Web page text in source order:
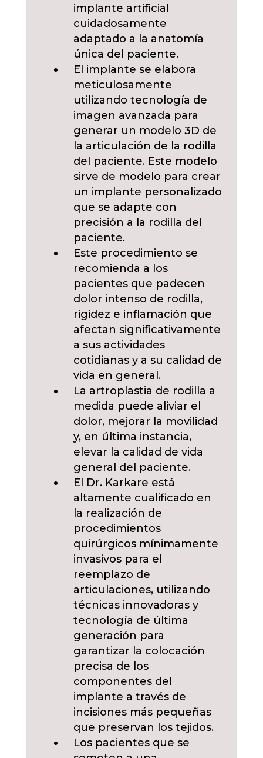
implante artificial
cuidadosamente
adaptado a la anatomía
única del paciente.
El implante se elabora
meticulosamente
utilizando tecnología de
imagen avanzada para
generar un modelo 3D de
la articulación de la rodilla
del paciente. Este modelo
sirve de modelo para crear
un implante personalizado
que se adapte con
precisión a la rodilla del
paciente.
Este procedimiento se
recomienda a los
pacientes que padecen
dolor intenso de rodilla,
rigidez e inflamación que
afectan significativamente
a sus actividades
cotidianas y a su calidad de
vida en general.
La artroplastia de rodilla a
medida puede aliviar el
dolor, mejorar la movilidad
y, en última instancia,
elevar la calidad de vida
general del paciente.
El Dr. Karkare está
altamente cualificado en
la realización de
procedimientos
quirúrgicos mínimamente
invasivos para el
reemplazo de
articulaciones, utilizando
técnicas innovadoras y
tecnología de última
generación para
garantizar la colocación
precisa de los
componentes del
implante a través de
incisiones más pequeñas
que preservan los tejidos.
Los pacientes que se